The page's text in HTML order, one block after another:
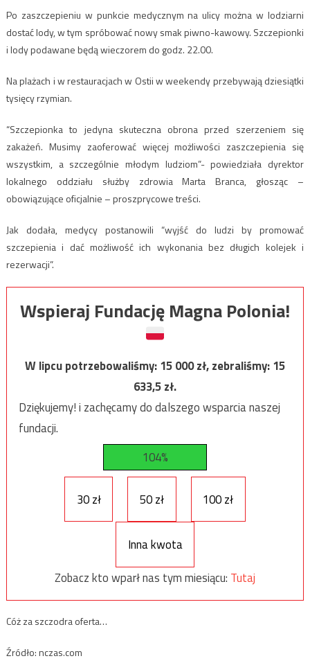
Po zaszczepieniu w punkcie medycznym na ulicy można w lodziarni
dostać lody, w tym spróbować nowy smak piwno-kawowy. Szczepionki
i lody podawane będą wieczorem do godz. 22.00.
Na plażach i w restauracjach w Ostii w weekendy przebywają dziesiątki
tysięcy rzymian.
“Szczepionka to jedyna skuteczna obrona przed szerzeniem się
zakażeń. Musimy zaoferować więcej możliwości zaszczepienia się
wszystkim, a szczególnie młodym ludziom”- powiedziała dyrektor
lokalnego oddziału służby zdrowia Marta Branca, głosząc –
obowiązujące oficjalnie – proszprycowe treści.
Jak dodała, medycy postanowili “wyjść do ludzi by promować
szczepienia i dać możliwość ich wykonania bez długich kolejek i
rezerwacji”.
Wspieraj Fundację Magna Polonia!
W lipcu potrzebowaliśmy:15 000zł, zebraliśmy:15
633,5zł.
Dziękujemy! i zachęcamy do dalszego wsparcia naszej
fundacji.
104%
30 zł 50 zł 100 zł
Inna kwota
Zobacz kto wparł nas tym miesiącu: Tutaj
Cóż za szczodra oferta…
Źródło: nczas.com